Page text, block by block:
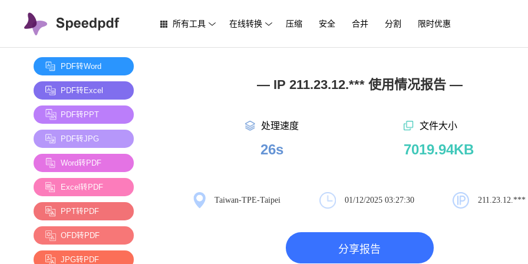
所有工具 在线转换 压缩 安全 合并 分割 限时优惠
PDF转Word
PDF转Excel
PDF转PPT
PDF转JPG
Word转PDF
Excel转PDF
PPT转PDF
OFD转PDF
JPG转PDF
— IP 211.23.12.*** 使用情况报告 —
处理速度
26s
文件大小
7019.94KB
Taiwan-TPE-Taipei 01/12/2025 03:27:30 211.23.12.***
分享报告